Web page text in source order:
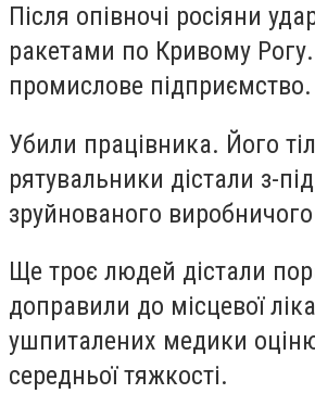
Після опівночі росіяни
ракетами по Кривому
промислове підприємство.
Убили працівника. Його
рятувальники дістали з-
зруйнованого
Ще троє людей дістали
доправили до місцевої
ушпиталених медики
середньої тяжкості.